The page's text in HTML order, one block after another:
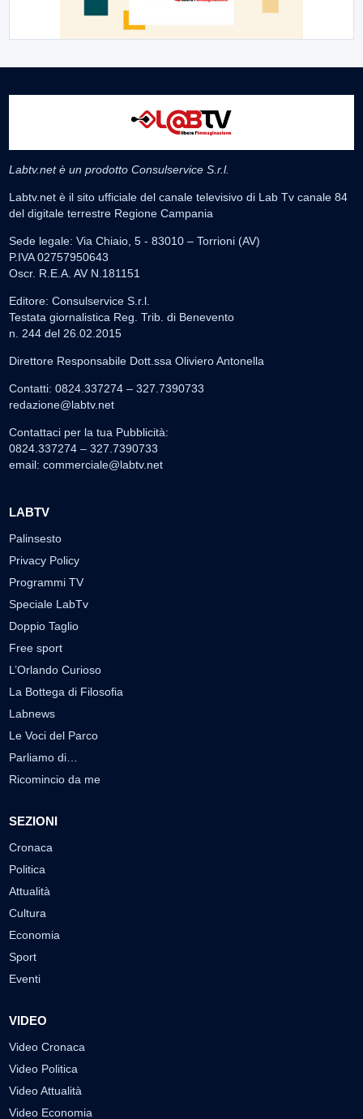
Labtv.net è un prodotto Consulservice S.r.l.
Labtv.net è il sito ufficiale del canale televisivo di Lab Tv canale 84
del digitale terrestre Regione Campania
Sede legale: Via Chiaio, 5 - 83010 – Torrioni (AV)
P.IVA 02757950643
Oscr. R.E.A. AV N.181151
Editore: Consulservice S.r.l.
Testata giornalistica Reg. Trib. di Benevento
n. 244 del 26.02.2015
Direttore Responsabile Dott.ssa Oliviero Antonella
Contatti: 0824.337274 – 327.7390733
redazione@labtv.net
Contattaci per la tua Pubblicità:
0824.337274 – 327.7390733
email: commerciale@labtv.net
LABTV
Palinsesto
Privacy Policy
Programmi TV
Speciale LabTv
Doppio Taglio
Free sport
L’Orlando Curioso
La Bottega di Filosofia
Labnews
Le Voci del Parco
Parliamo di…
Ricomincio da me
SEZIONI
Cronaca
Politica
Attualità
Cultura
Economia
Sport
Eventi
VIDEO
Video Cronaca
Video Politica
Video Attualità
Video Economia